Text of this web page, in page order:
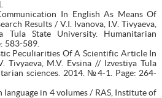
In English As Means Of
Results / V.I. Ivanova, I.V. Tivyaeva,
Tula State University. Humanitarian
583-589.
Peculiarities Of A Scientific Article In
Tivyaeva, M.V. Evsina // Izvestiya Tula
sciences. 2014. №4-1. Page: 264-
in 4 volumes / RAS, Institute of